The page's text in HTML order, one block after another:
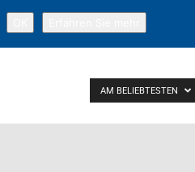
AM BELIEBTESTEN